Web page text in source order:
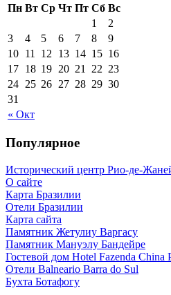
Пн Вт Ср Чт Пт Сб Вс
« Окт
1
2
3
4 5 6 7 8
9
10 11 12 13 14 15 16
17 18 19 20 21 22 23
24 25 26 27 28 29 30
31
Популярное
Исторический центр Рио-де-
О сайте
Карта Бразилии
Отели Бразилии
Карта сайта
Памятник Жетулиу Варгасу
Памятник Мануэлу Бандейре
Гостевой дом Hotel Fazenda China
Отели Balneario Barra do Sul
Бухта Ботафогу